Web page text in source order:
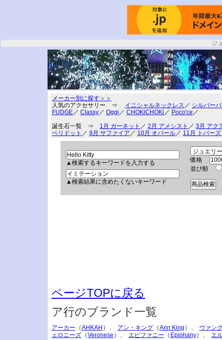
ジ
メーカー別に探す＞＞
人気のアクセサリー ⇒ イニシャルネックレス ／ シルバー
FUDGE／ Classy／ Oggi ／ CHOKiCHOKi ／ Poco'ce ／
誕生石一覧 ⇒ 1月 ガーネット ／ 2月 アメシスト ／ 3月 アク
ペリドット ／ 9月 サファイア ／ 10月 オパール／ 11月 トパーズ
▲検索するキーワードを入力する
▲検索結果に含めたくないキーワード
価格
並び順
ページTOPに戻る
ア行のブランド一覧
アーカー （AHKAH ）、 アン・キング （Ann King ）、
ヴァン
ェロニーズ （Veronese ）、 エピファニー （ Epiphany）、 エ